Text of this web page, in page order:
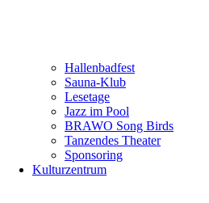
Hallenbadfest
Sauna-Klub
Lesetage
Jazz im Pool
BRAWO Song Birds
Tanzendes Theater
Sponsoring
Kulturzentrum